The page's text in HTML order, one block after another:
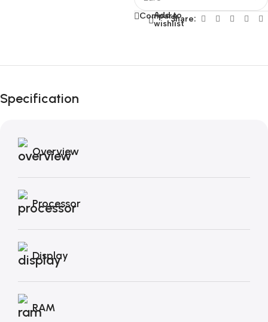
Compare
Add to
wishlistShare:
Fino al 12 Ottobre...
Autunno!
Specification
Overview
Processor
Display
RAM